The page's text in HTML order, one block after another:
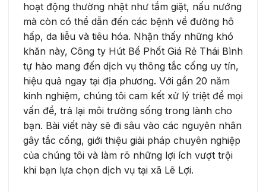
hoạt động thường nhật như tắm giặt, nấu nướng
mà còn có thể dẫn đến các bệnh về đường hô
hấp, da liễu và tiêu hóa. Nhận thấy những khó
khăn này, Công ty Hút Bể Phốt Giá Rẻ Thái Bình
tự hào mang đến dịch vụ thông tắc cống uy tín,
hiệu quả ngay tại địa phương. Với gần 20 năm
kinh nghiệm, chúng tôi cam kết xử lý triệt để mọi
vấn đề, trả lại môi trường sống trong lành cho
bạn. Bài viết này sẽ đi sâu vào các nguyên nhân
gây tắc cống, giới thiệu giải pháp chuyên nghiệp
của chúng tôi và làm rõ những lợi ích vượt trội
khi bạn lựa chọn dịch vụ tại xã Lê Lợi.